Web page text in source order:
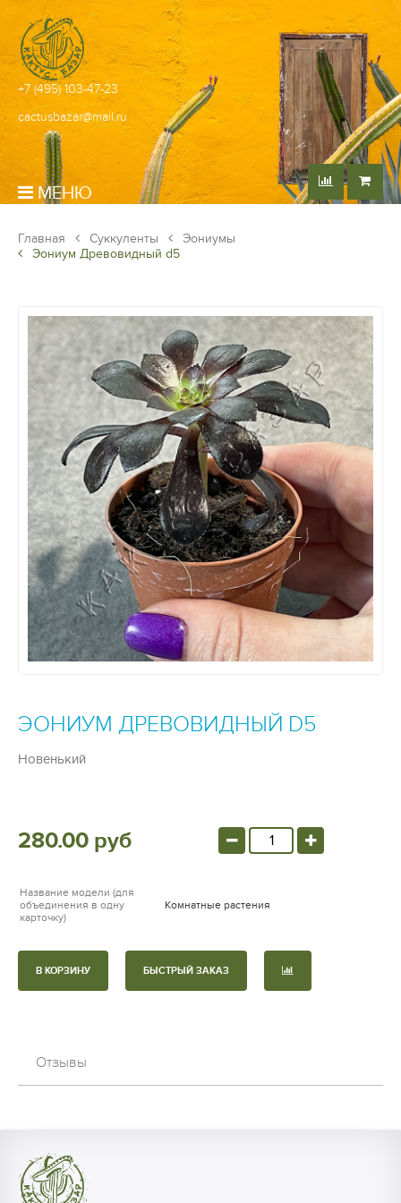
+7 (495) 103-47-23
cactusbazar@mail.ru
МЕНЮ
Главная Суккуленты
Эониумы
Эониум Древовидный d5
ЭОНИУМ ДРЕВОВИДНЫЙ D5
Новенький
280.00 руб
Название модели (для
объединения в одну
карточку)
Комнатные растения
В КОРЗИНУ БЫСТРЫЙ ЗАКАЗ
Отзывы